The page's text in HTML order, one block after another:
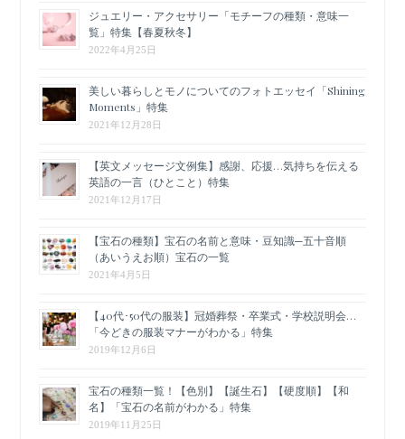
ジュエリー・アクセサリー「モチーフの種類・意味一
覧」特集【春夏秋冬】
2022年4月25日
美しい暮らしとモノについてのフォトエッセイ「Shining
Moments」特集
2021年12月28日
【英文メッセージ文例集】感謝、応援…気持ちを伝える
英語の一言（ひとこと）特集
2021年12月17日
【宝石の種類】宝石の名前と意味・豆知識─五十音順
（あいうえお順）宝石の一覧
2021年4月5日
【40代･50代の服装】冠婚葬祭・卒業式・学校説明会…
「今どきの服装マナーがわかる」特集
2019年12月6日
宝石の種類一覧！【色別】【誕生石】【硬度順】【和
名】「宝石の名前がわかる」特集
2019年11月25日